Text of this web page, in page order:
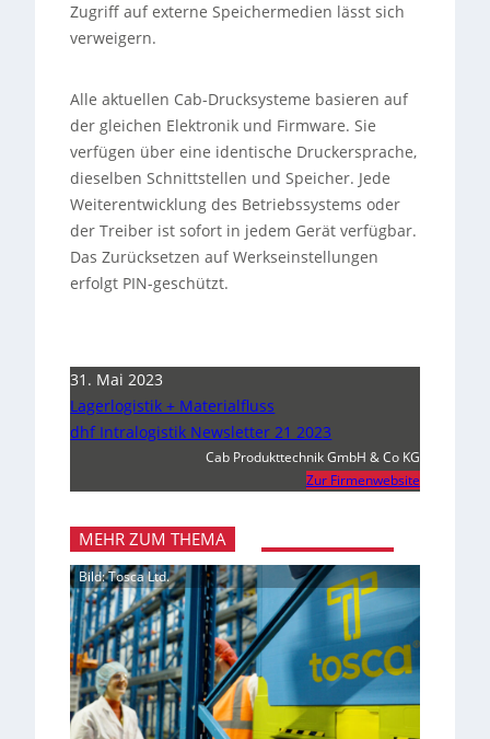
Zugriff auf externe Speichermedien lässt sich
verweigern.
Alle aktuellen Cab-Drucksysteme basieren auf
der gleichen Elektronik und Firmware. Sie
verfügen über eine identische Druckersprache,
dieselben Schnittstellen und Speicher. Jede
Weiterentwicklung des Betriebssystems oder
der Treiber ist sofort in jedem Gerät verfügbar.
Das Zurücksetzen auf Werkseinstellungen
erfolgt PIN-geschützt.
31. Mai 2023
Lagerlogistik + Materialfluss
dhf Intralogistik Newsletter 21 2023
Cab Produkttechnik GmbH & Co KG
Zur Firmenwebsite
MEHR ZUM THEMA
Bild: Tosca Ltd.